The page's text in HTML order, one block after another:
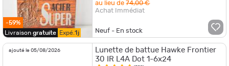
-59%
Livraison gratuite Expé. 1j
au lieu de74,00 €
Achat Immédiat
Neuf - En stock
ajouté le 05/08/2026
Lunette de battue Hawke Frontier
30 IR L4A Dot 1-6x24